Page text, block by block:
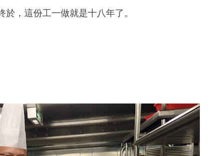
，這份工一做就是十八年了。